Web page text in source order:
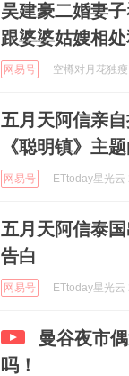
吴建豪二婚妻
跟婆婆姑嫂相
网易号 空樽对月花独
五月天阿信亲
《聪明镇》主
网易号 ETtoday星光
五月天阿信泰
告白
网易号 ETtoday星光
曼谷夜市
吗！